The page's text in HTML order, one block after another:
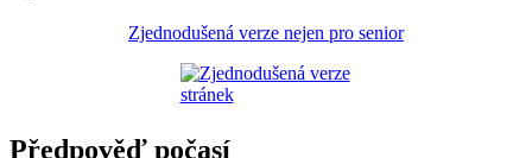
Zjednodušená verze nejen pro senior
Předpověď počasí